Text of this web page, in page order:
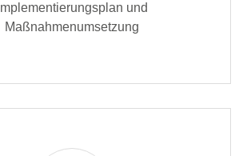
Implementierungsplan und
Maßnahmenumsetzung